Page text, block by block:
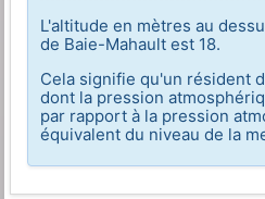
L'altitude en mètres au
de Baie-Mahault est 18.
Cela signifie qu'un résident
dont la pression
par rapport à la pression
équivalent du niveau de la